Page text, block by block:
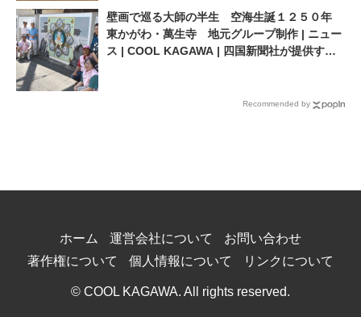
壁画で巡る大師の半生 空海生誕１２５０年
東かがわ・萬生寺 地元グループ制作 | ニュー
ス | COOL KAGAWA | 四国新聞社が提供する
Recommended by
ホーム 運営会社について
お問い合わせ
著作権について
個人情報について リンクについて
© COOL KAGAWA. All rights reserved.